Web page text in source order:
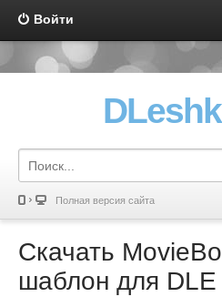
Войти
Полная версия сайта
Скачать
шаблон для DLE